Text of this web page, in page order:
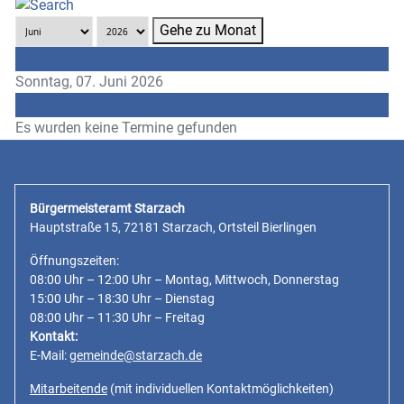
Gehe zu Monat
Sonntag, 07. Juni 2026
Es wurden keine Termine gefunden
Bürgermeisteramt Starzach
Hauptstraße 15, 72181 Starzach, Ortsteil Bierlingen
Öffnungszeiten:
08:00 Uhr – 12:00 Uhr – Montag, Mittwoch, Donnerstag
15:00 Uhr – 18:30 Uhr – Dienstag
08:00 Uhr – 11:30 Uhr – Freitag
Kontakt:
E-Mail:gemeinde@starzach.de
Mitarbeitende (mit individuellen Kontaktmöglichkeiten)